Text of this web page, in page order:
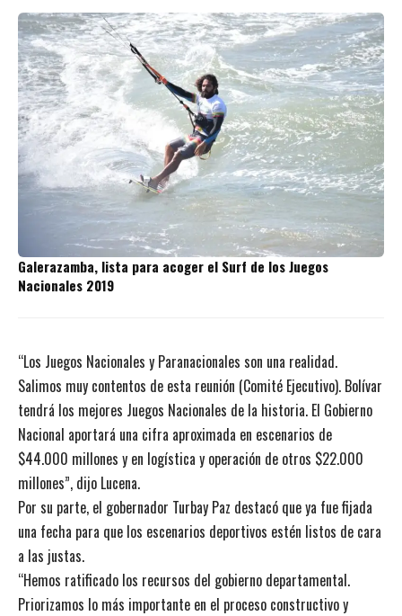
Galerazamba, lista para acoger el Surf de los Juegos
Nacionales 2019
“Los Juegos Nacionales y Paranacionales son una realidad.
Salimos muy contentos de esta reunión (Comité Ejecutivo). Bolívar
tendrá los mejores Juegos Nacionales de la historia. El Gobierno
Nacional aportará una cifra aproximada en escenarios de
$44.000 millones y en logística y operación de otros $22.000
millones”, dijo Lucena.
Por su parte, el gobernador Turbay Paz destacó que ya fue fijada
una fecha para que los escenarios deportivos estén listos de cara
a las justas.
“Hemos ratificado los recursos del gobierno departamental.
Priorizamos lo más importante en el proceso constructivo y